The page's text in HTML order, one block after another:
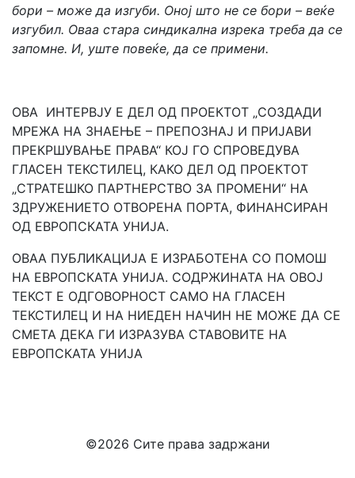
бори – може да изгуби. Оној што не се бори – веќе
изгубил. Оваа стара синдикална изрека треба да се
запомне. И, уште повеќе, да се примени.
ОВА ИНТЕРВЈУ Е ДЕЛ ОД ПРОЕКТОТ „СОЗДАДИ
МРЕЖА НА ЗНАЕЊЕ – ПРЕПОЗНАЈ И ПРИЈАВИ
ПРЕКРШУВАЊЕ ПРАВА“ КОЈ ГО СПРОВЕДУВА
ГЛАСЕН ТЕКСТИЛЕЦ, КАКО ДЕЛ ОД ПРОЕКТОТ
„СТРАТЕШКО ПАРТНЕРСТВО ЗА ПРОМЕНИ“ НА
ЗДРУЖЕНИЕТО ОТВОРЕНА ПОРТА, ФИНАНСИРАН
ОД ЕВРОПСКАТА УНИЈА.
ОВАА ПУБЛИКАЦИЈА Е ИЗРАБОТЕНА СО ПОМОШ
НА ЕВРОПСКАТА УНИЈА. СОДРЖИНАТА НА ОВОЈ
ТЕКСТ Е ОДГОВОРНОСТ САМО НА ГЛАСЕН
ТЕКСТИЛЕЦ И НА НИЕДЕН НАЧИН НЕ МОЖЕ ДА СЕ
СМЕТА ДЕКА ГИ ИЗРАЗУВА СТАВОВИТЕ НА
ЕВРОПСКАТА УНИJA
©2026 Сите права задржани